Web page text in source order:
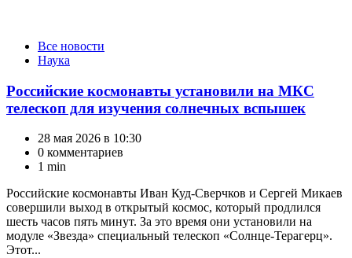
КатегорииВсе новости
Наука
Российские космонавты установили на МКС
телескоп для изучения солнечных вспышек
28 мая 2026 в 10:30
0 комментариев
1 min
Российские космонавты Иван Куд-Сверчков и Сергей Микаев
совершили выход в открытый космос, который продлился
шесть часов пять минут. За это время они установили на
модуле «Звезда» специальный телескоп «Солнце-Терагерц».
Этот...